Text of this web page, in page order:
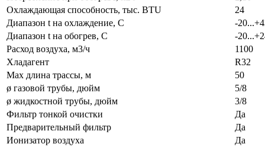
Охлаждающая способность, тыс. BTU
24
Диапазон t на охлаждение, С
-
Диапазон t на обогрев, С
-
Расход воздуха, м3/ч
1100
Хладагент
R32
Max длина трассы, м
50
ø газовой трубы, дюйм
5/8
ø жидкостной трубы, дюйм
3/8
Фильтр тонкой очистки
Да
Предварительный фильтр
Да
Ионизатор воздуха
Да